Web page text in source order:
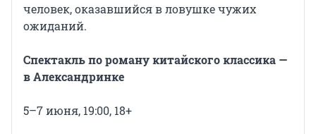
человек, оказавшийся в ловушке чужих
ожиданий.
Спектакль по роману китайского классика —
в Александринке
5–7 июня, 19:00, 18+